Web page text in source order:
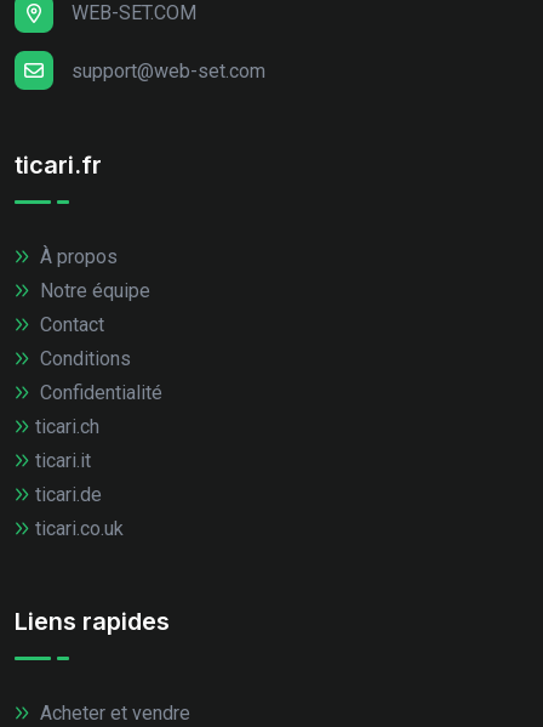
WEB-SET.COM
support@web-set.com
ticari.fr
À propos
Notre équipe
Contact
Conditions
Confidentialité
ticari.ch
ticari.it
ticari.de
ticari.co.uk
Liens rapides
Acheter et vendre